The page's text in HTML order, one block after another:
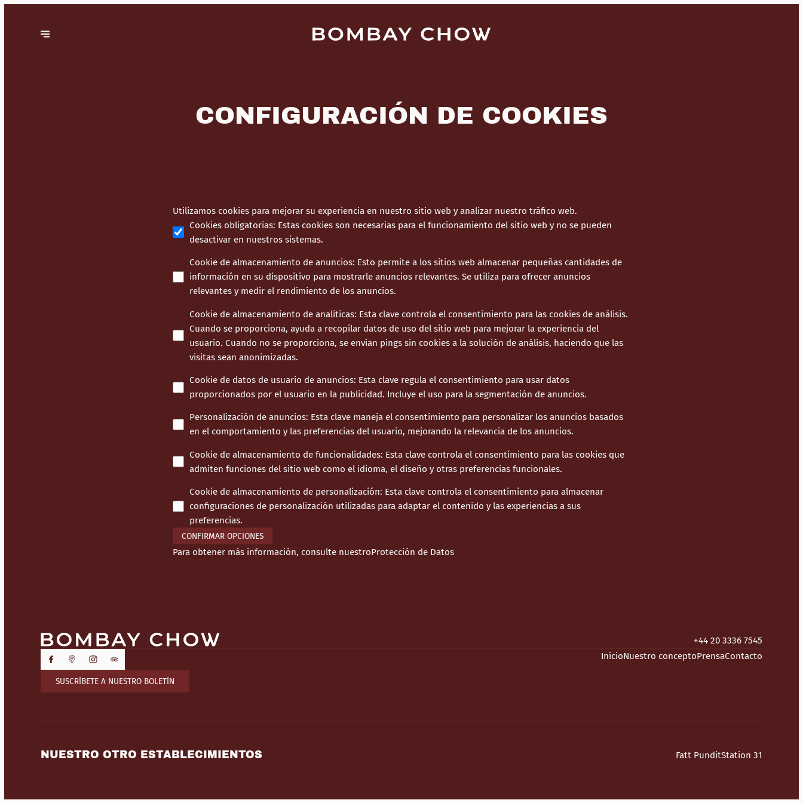
CONFIGURACIÓN DE COOKIES
Utilizamos cookies para mejorar su experiencia en nuestro sitio web y analizar nuestro tráfico web.
Cookies obligatorias: Estas cookies son necesarias para el funcionamiento del sitio web y no se pueden
desactivar en nuestros sistemas.
Cookie de almacenamiento de anuncios: Esto permite a los sitios web almacenar pequeñas cantidades de
información en su dispositivo para mostrarle anuncios relevantes. Se utiliza para ofrecer anuncios
relevantes y medir el rendimiento de los anuncios.
Cookie de almacenamiento de analíticas: Esta clave controla el consentimiento para las cookies de análisis.
Cuando se proporciona, ayuda a recopilar datos de uso del sitio web para mejorar la experiencia del
usuario. Cuando no se proporciona, se envían pings sin cookies a la solución de análisis, haciendo que las
visitas sean anonimizadas.
Cookie de datos de usuario de anuncios: Esta clave regula el consentimiento para usar datos
proporcionados por el usuario en la publicidad. Incluye el uso para la segmentación de anuncios.
Personalización de anuncios: Esta clave maneja el consentimiento para personalizar los anuncios basados
en el comportamiento y las preferencias del usuario, mejorando la relevancia de los anuncios.
Cookie de almacenamiento de funcionalidades: Esta clave controla el consentimiento para las cookies que
admiten funciones del sitio web como el idioma, el diseño y otras preferencias funcionales.
Cookie de almacenamiento de personalización: Esta clave controla el consentimiento para almacenar
configuraciones de personalización utilizadas para adaptar el contenido y las experiencias a sus
preferencias.
CONFIRMAR OPCIONES
Para obtener más información, consulte nuestroProtección de Datos
+44 20 3336 7545
InicioNuestro conceptoPrensaContacto
SUSCRÍBETE A NUESTRO BOLETÍN
NUESTRO OTRO ESTABLECIMIENTOS Fatt PunditStation 31